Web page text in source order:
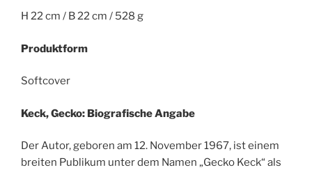
H 22 cm / B 22 cm / 528 g
Produktform
Softcover
Keck, Gecko: Biografische Angabe
Der Autor, geboren am 12. November 1967, ist einem
breiten Publikum unter dem Namen „Gecko Keck“ als